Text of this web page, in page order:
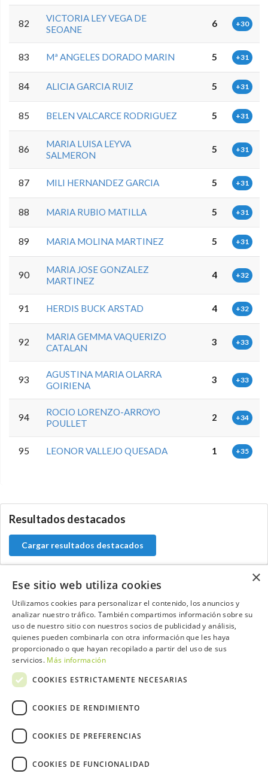
82
VICTORIA LEY VEGA DE
SEOANE
6 +30
83 Mª ANGELES DORADO MARIN 5 +31
84 ALICIA GARCIA RUIZ 5 +31
85 BELEN VALCARCE RODRIGUEZ 5 +31
86
MARIA LUISA LEYVA
SALMERON
5 +31
87 MILI HERNANDEZ GARCIA 5 +31
88 MARIA RUBIO MATILLA 5 +31
89 MARIA MOLINA MARTINEZ 5 +31
90
MARIA JOSE GONZALEZ
MARTINEZ
4 +32
91 HERDIS BUCK ARSTAD 4 +32
92
MARIA GEMMA VAQUERIZO
CATALAN
3 +33
93
AGUSTINA MARIA OLARRA
GOIRIENA
3 +33
94
ROCIO LORENZO-ARROYO
POULLET
2 +34
95 LEONOR VALLEJO QUESADA 1 +35
Resultados destacados
Cargar resultados destacados
Contacta con el equipo de NextCaddy
Opina Contacta
Trabaja con nosotros
×
Ese sitio web utiliza cookies
Utilizamos cookies para personalizar el contenido, los anuncios y
analizar nuestro tráfico. También compartimos información sobre su
uso de nuestro sitio con nuestros socios de publicidad y análisis,
quienes pueden combinarla con otra información que les haya
proporcionado o que hayan recopilado a partir del uso de sus
servicios. Más información
COOKIES ESTRICTAMENTE NECESARIAS
COOKIES DE RENDIMIENTO
COOKIES DE PREFERENCIAS
COOKIES DE FUNCIONALIDAD